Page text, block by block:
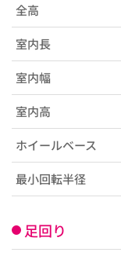
全高
室内長
室内幅
室内高
ホイールベース
最小回転半径
足回り